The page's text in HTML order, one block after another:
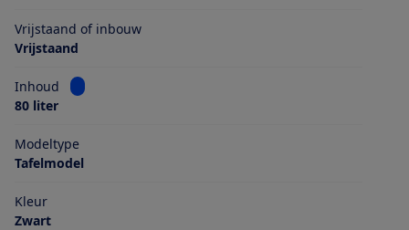
Vrijstaand of inbouw
Vrijstaand
Inhoud
Bekijk informatie voor Inhoud
80 liter
Modeltype
Tafelmodel
Kleur
Zwart